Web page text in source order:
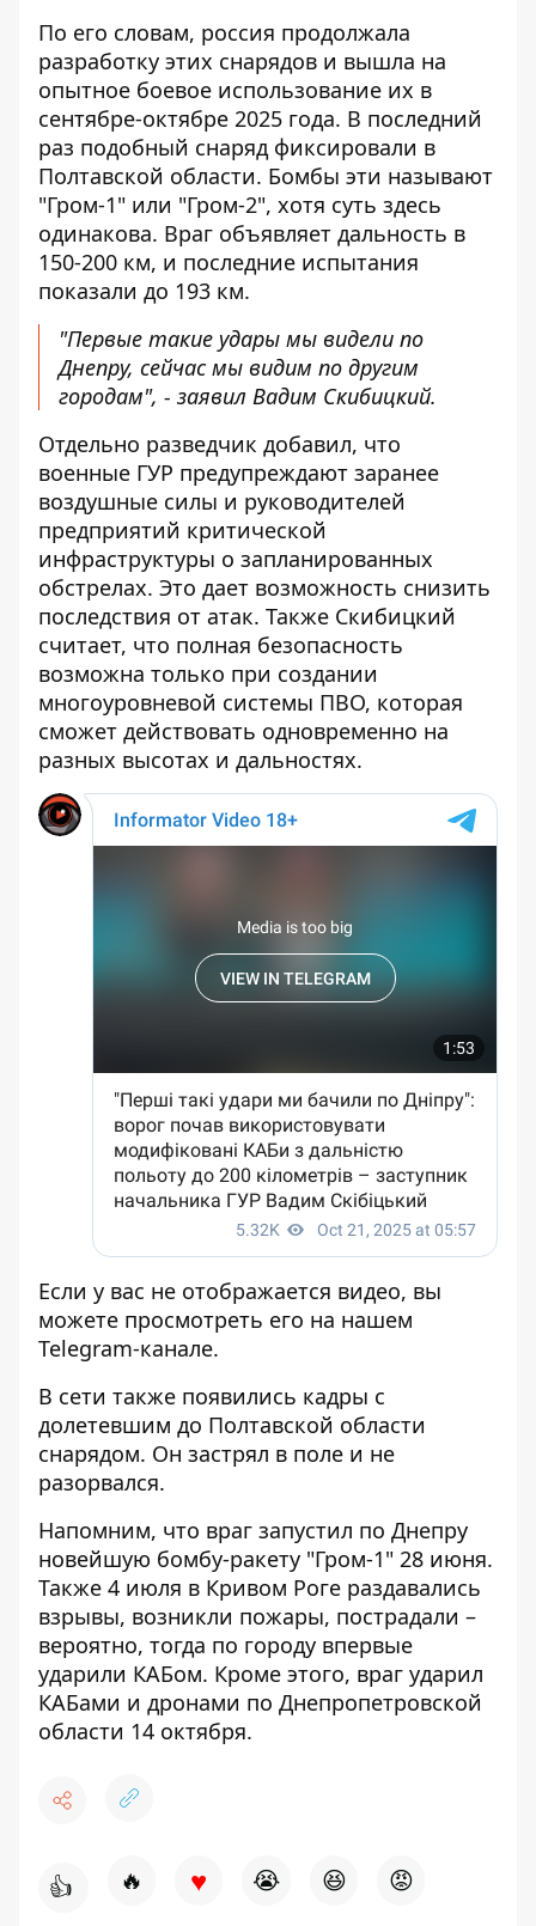
По его словам, россия продолжала
разработку этих снарядов и вышла на
опытное боевое использование их в
сентябре-октябре 2025 года. В последний
раз подобный снаряд фиксировали в
Полтавской области. Бомбы эти называют
"Гром-1" или "Гром-2", хотя суть здесь
одинакова. Враг объявляет дальность в
150-200 км, и последние испытания
показали до 193 км.
"Первые такие удары мы видели по
Днепру, сейчас мы видим по другим
городам", - заявил Вадим Скибицкий.
Отдельно разведчик добавил, что
военные ГУР предупреждают заранее
воздушные силы и руководителей
предприятий критической
инфраструктуры о запланированных
обстрелах. Это дает возможность снизить
последствия от атак. Также Скибицкий
считает, что полная безопасность
возможна только при создании
многоуровневой системы ПВО, которая
сможет действовать одновременно на
разных высотах и ​​дальностях.
Если у вас не отображается видео, вы
можете просмотреть его на нашем
Telegram-канале.
В сети также появились кадры с
долетевшим до Полтавской области
снарядом. Он застрял в поле и не
разорвался.
Напомним, что враг запустил по Днепру
новейшую бомбу-ракету "Гром-1" 28 июня.
Также 4 июля в Кривом Роге раздавались
взрывы, возникли пожары, пострадали –
вероятно, тогда по городу впервые
ударили КАБом. Кроме этого, враг ударил
КАБами и дронами по Днепропетровской
области 14 октября.
👍 🔥 ♥ 😭 😆 😡